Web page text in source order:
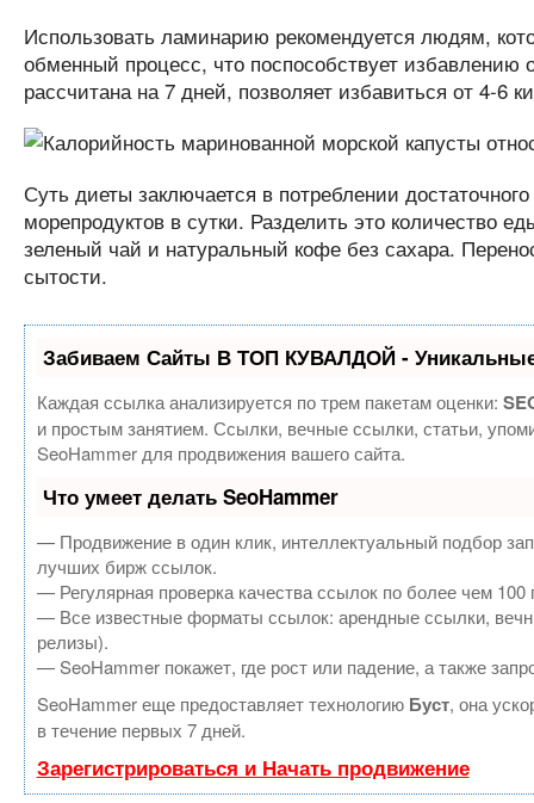
Использовать ламинарию рекомендуется людям,
обменный процесс, что поспособствует
рассчитана на 7 дней, позволяет избавиться от 4-6
Суть диеты заключается в потреблении
морепродуктов в сутки. Разделить это количество
зеленый чай и натуральный кофе без сахара.
сытости.
Забиваем Сайты В ТОП КУВАЛДОЙ - Уникальные
Каждая ссылка анализируется по трем пакетам оценки:
и простым занятием. Ссылки, вечные ссылки, статьи,
SeoHammer для продвижения вашего сайта.
Что умеет делать SeoHammer
— Продвижение в один клик, интеллектуальный подбор
лучших бирж ссылок.
— Регулярная проверка качества ссылок по более чем
— Все известные форматы ссылок: арендные ссылки,
релизы).
— SeoHammer покажет, где рост или падение, а также
SeoHammer еще предоставляет технологию Буст, она
в течение первых 7 дней.
Зарегистрироваться и Начать продвижение